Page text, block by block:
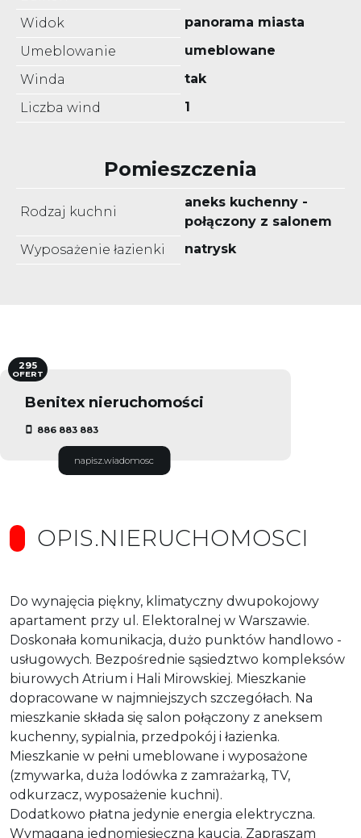
Widok
panorama miasta
Umeblowanie
umeblowane
Winda
tak
Liczba wind
1
Pomieszczenia
Rodzaj kuchni
aneks kuchenny -
połączony z salonem
Wyposażenie łazienki
natrysk
Benitex nieruchomości
886 883 883
napisz.wiadomosc
295
OFERT
OPIS.NIERUCHOMOSCI
Do wynajęcia piękny, klimatyczny dwupokojowy
apartament przy ul. Elektoralnej w Warszawie.
Doskonała komunikacja, dużo punktów handlowo -
usługowych. Bezpośrednie sąsiedztwo kompleksów
biurowych Atrium i Hali Mirowskiej. Mieszkanie
dopracowane w najmniejszych szczegółach. Na
mieszkanie składa się salon połączony z aneksem
kuchenny, sypialnia, przedpokój i łazienka.
Mieszkanie w pełni umeblowane i wyposażone
(zmywarka, duża lodówka z zamrażarką, TV,
odkurzacz, wyposażenie kuchni).
Dodatkowo płatna jedynie energia elektryczna.
Wymagana jednomiesięczna kaucja. Zapraszam